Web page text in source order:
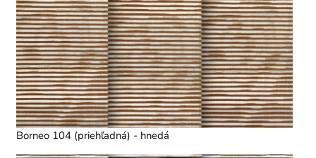
Borneo 104 (priehľadná) - hnedá